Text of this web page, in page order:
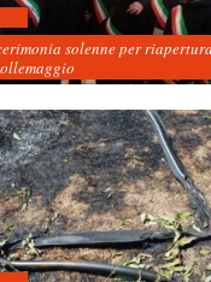
solenne per riapertura